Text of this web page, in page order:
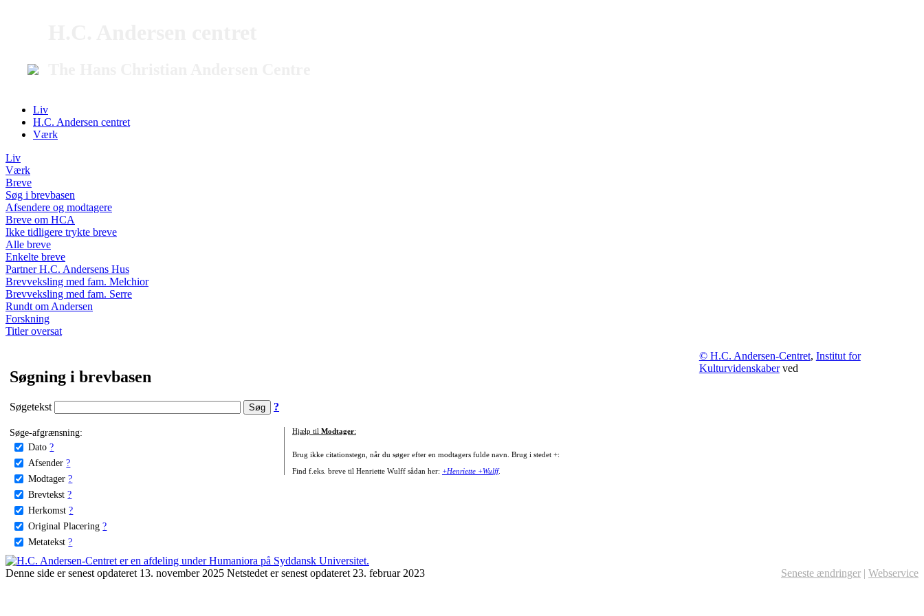
Liv
H.C. Andersen centret
Værk
Liv
Værk
Breve
Søg i brevbasen
Afsendere og modtagere
Breve om HCA
Ikke tidligere trykte breve
Alle breve
Enkelte breve
Partner H.C. Andersens Hus
Brevveksling med fam. Melchior
Brevveksling med fam. Serre
Rundt om Andersen
Forskning
Titler oversat
Søgning i brevbasen
Søgetekst ?
Søge-afgrænsning:
Dato ?
Afsender ?
Modtager ?
Brevtekst ?
Herkomst ?
Original Placering ?
Metatekst ?
Hjælp til Modtager:
Brug ikke citationstegn, når du søger efter en modtagers fulde navn. Brug i stedet +:
Find f.eks. breve til Henriette Wulff sådan her: +Henriette +Wulff.
© H.C. Andersen-Centret, Institut for
Kulturvidenskaberved
Denne side er senest opdateret 13. november 2025 Netstedet er senest opdateret 23. februar 2023 Seneste ændringer | Webservice